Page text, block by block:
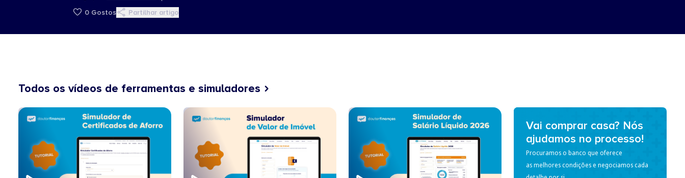
0 Gostos Partilhar artigo
Todos os vídeos de ferramentas e simuladores
Vai comprar casa? Nós
ajudamos no processo!
Procuramos o banco que oferece
as melhores condições e negociamos cada